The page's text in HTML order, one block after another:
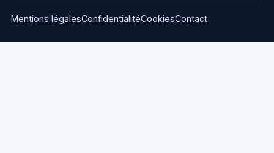
Mentions légalesConfidentialitéCookiesContact